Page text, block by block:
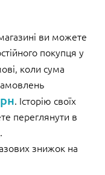
ви можете
покупця у
коли сума
. Історію своїх
переглянути в
.
знижок на